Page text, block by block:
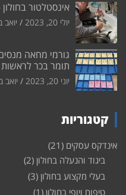
אינסטלטור
יולי 20, 2023 יואב
גורמי מחאה
תומר בכר
יוני 20, 2023 יואב
קטגוריות
אינדקס עסקים (21)
ביגוד והנעלה בחולון (2)
בעלי מקצוע בחולון (3)
טיפוח ויופי בחולון (1)